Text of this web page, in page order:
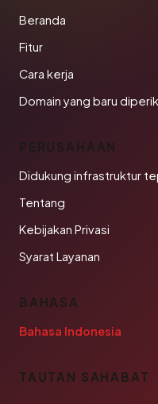
Beranda
Fitur
Cara kerja
Domain yang baru
PERUSAHAAN
Didukung infrastruktur
Tentang
Kebijakan Privasi
Syarat Layanan
BAHASA
Bahasa Indonesia
TAUTAN SAHABAT